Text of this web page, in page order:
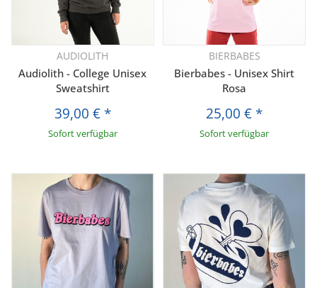
AUDIOLITH
Audiolith - College Unisex
Sweatshirt
39,00 € *
Sofort verfügbar
BIERBABES
Bierbabes - Unisex Shirt
Rosa
25,00 € *
Sofort verfügbar